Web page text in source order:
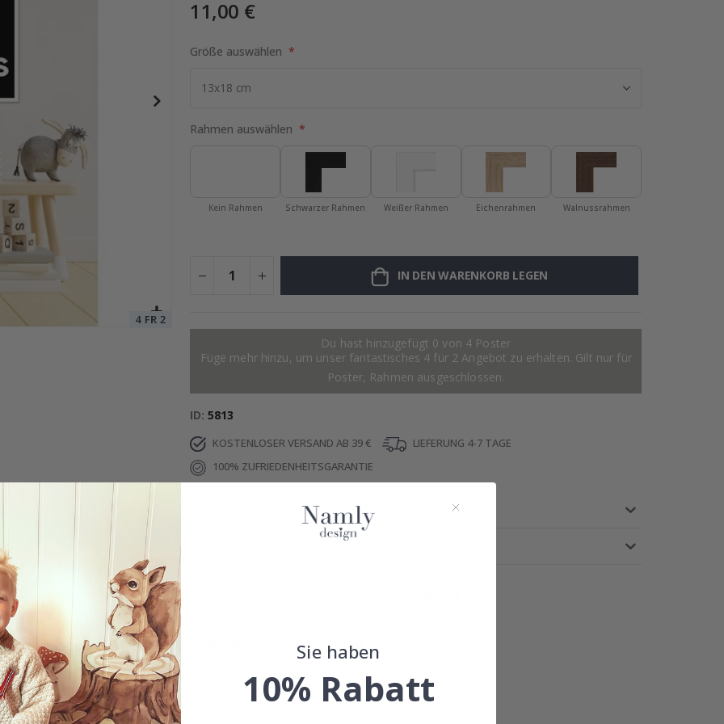
11,00 €
Größe auswählen
Rahmen auswählen
Kein Rahmen Schwarzer Rahmen Weißer Rahmen Eichenrahmen Walnussrahmen
IN DEN WARENKORB LEGEN
Du hast hinzugefügt 0 von 4 Poster
Füge mehr hinzu, um unser fantastisches 4 für 2 Angebot zu erhalten. Gilt nur für
Poster, Rahmen ausgeschlossen.
ID 5813
KOSTENLOSER VERSAND AB 39 €
LIEFERUNG 4-7 TAGE
100% ZUFRIEDENHEITSGARANTIE
Inspiration von unseren glücklichen Kunden!
Teile dein Bild mit #namly_design
Sie haben
10% Rabatt